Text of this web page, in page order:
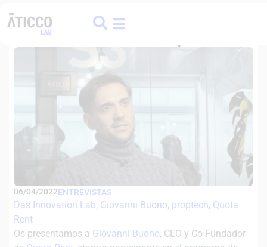
Quota Rent, la PropTech para los
retos del mercado del alquiler
06/04/2022ENTREVISTAS
Das Innovation Lab, Giovanni Buono, proptech, Quota
Rent
Os presentamos a Giovanni Buono, CEO y Co-Fundador